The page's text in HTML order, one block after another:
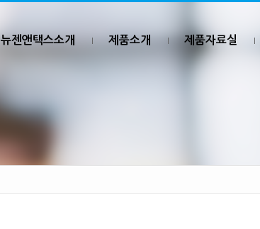
뉴젠앤택스소개 제품소개 제품자료실